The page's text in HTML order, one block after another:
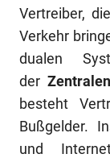
Vertreiber,
Verkehr
dualen
der
besteht
Bußgelder.
und